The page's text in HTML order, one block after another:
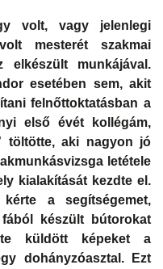
volt, vagy jelenlegi
mesterét szakmai
elkészült munkájával.
esetében sem, akit
felnőttoktatásban a
első évét kollégám,
töltötte, aki nagyon jó
letétele
kialakítását kezdte el.
a segítségemet,
készült bútorokat
küldött képeket a
dohányzóasztal. Ezt